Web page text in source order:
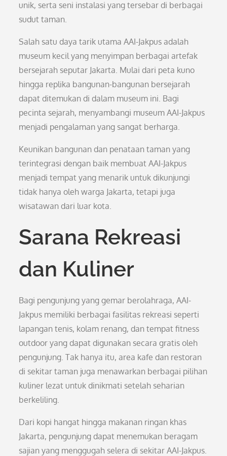
unik, serta seni instalasi yang tersebar di berbagai
sudut taman.
Salah satu daya tarik utama AAI-Jakpus adalah
museum kecil yang menyimpan berbagai artefak
bersejarah seputar Jakarta. Mulai dari peta kuno
hingga replika bangunan-bangunan bersejarah
dapat ditemukan di dalam museum ini. Bagi
pecinta sejarah, menyambangi museum AAI-Jakpus
menjadi pengalaman yang sangat berharga.
Keunikan bangunan dan penataan taman yang
terintegrasi dengan baik membuat AAI-Jakpus
menjadi tempat yang menarik untuk dikunjungi
tidak hanya oleh warga Jakarta, tetapi juga
wisatawan dari luar kota.
Sarana Rekreasi
dan Kuliner
Bagi pengunjung yang gemar berolahraga, AAI-
Jakpus memiliki berbagai fasilitas rekreasi seperti
lapangan tenis, kolam renang, dan tempat fitness
outdoor yang dapat digunakan secara gratis oleh
pengunjung. Tak hanya itu, area kafe dan restoran
di sekitar taman juga menawarkan berbagai pilihan
kuliner lezat untuk dinikmati setelah seharian
berkeliling.
Dari kopi hangat hingga makanan ringan khas
Jakarta, pengunjung dapat menemukan beragam
sajian yang menggugah selera di sekitar AAI-Jakpus.